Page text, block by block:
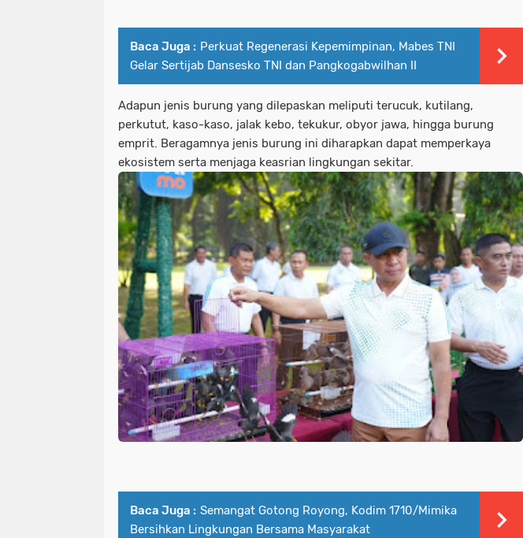
Baca Juga : Perkuat Regenerasi Kepemimpinan, Mabes TNI
Gelar Sertijab Dansesko TNI dan Pangkogabwilhan II
Adapun jenis burung yang dilepaskan meliputi terucuk, kutilang,
perkutut, kaso-kaso, jalak kebo, tekukur, obyor jawa, hingga burung
emprit. Beragamnya jenis burung ini diharapkan dapat memperkaya
ekosistem serta menjaga keasrian lingkungan sekitar.
Baca Juga : Semangat Gotong Royong, Kodim 1710/Mimika
Bersihkan Lingkungan Bersama Masyarakat